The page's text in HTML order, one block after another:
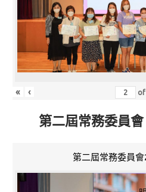
« ‹ of
第二屆常務委員
第二屆常務委員會